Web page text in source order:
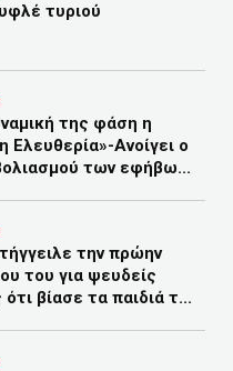
τυριού
της φάση η
Ελευθερία»-Ανοίγει ο
των εφήβω...
την πρώην
του για ψευδείς
βίασε τα παιδιά τ...